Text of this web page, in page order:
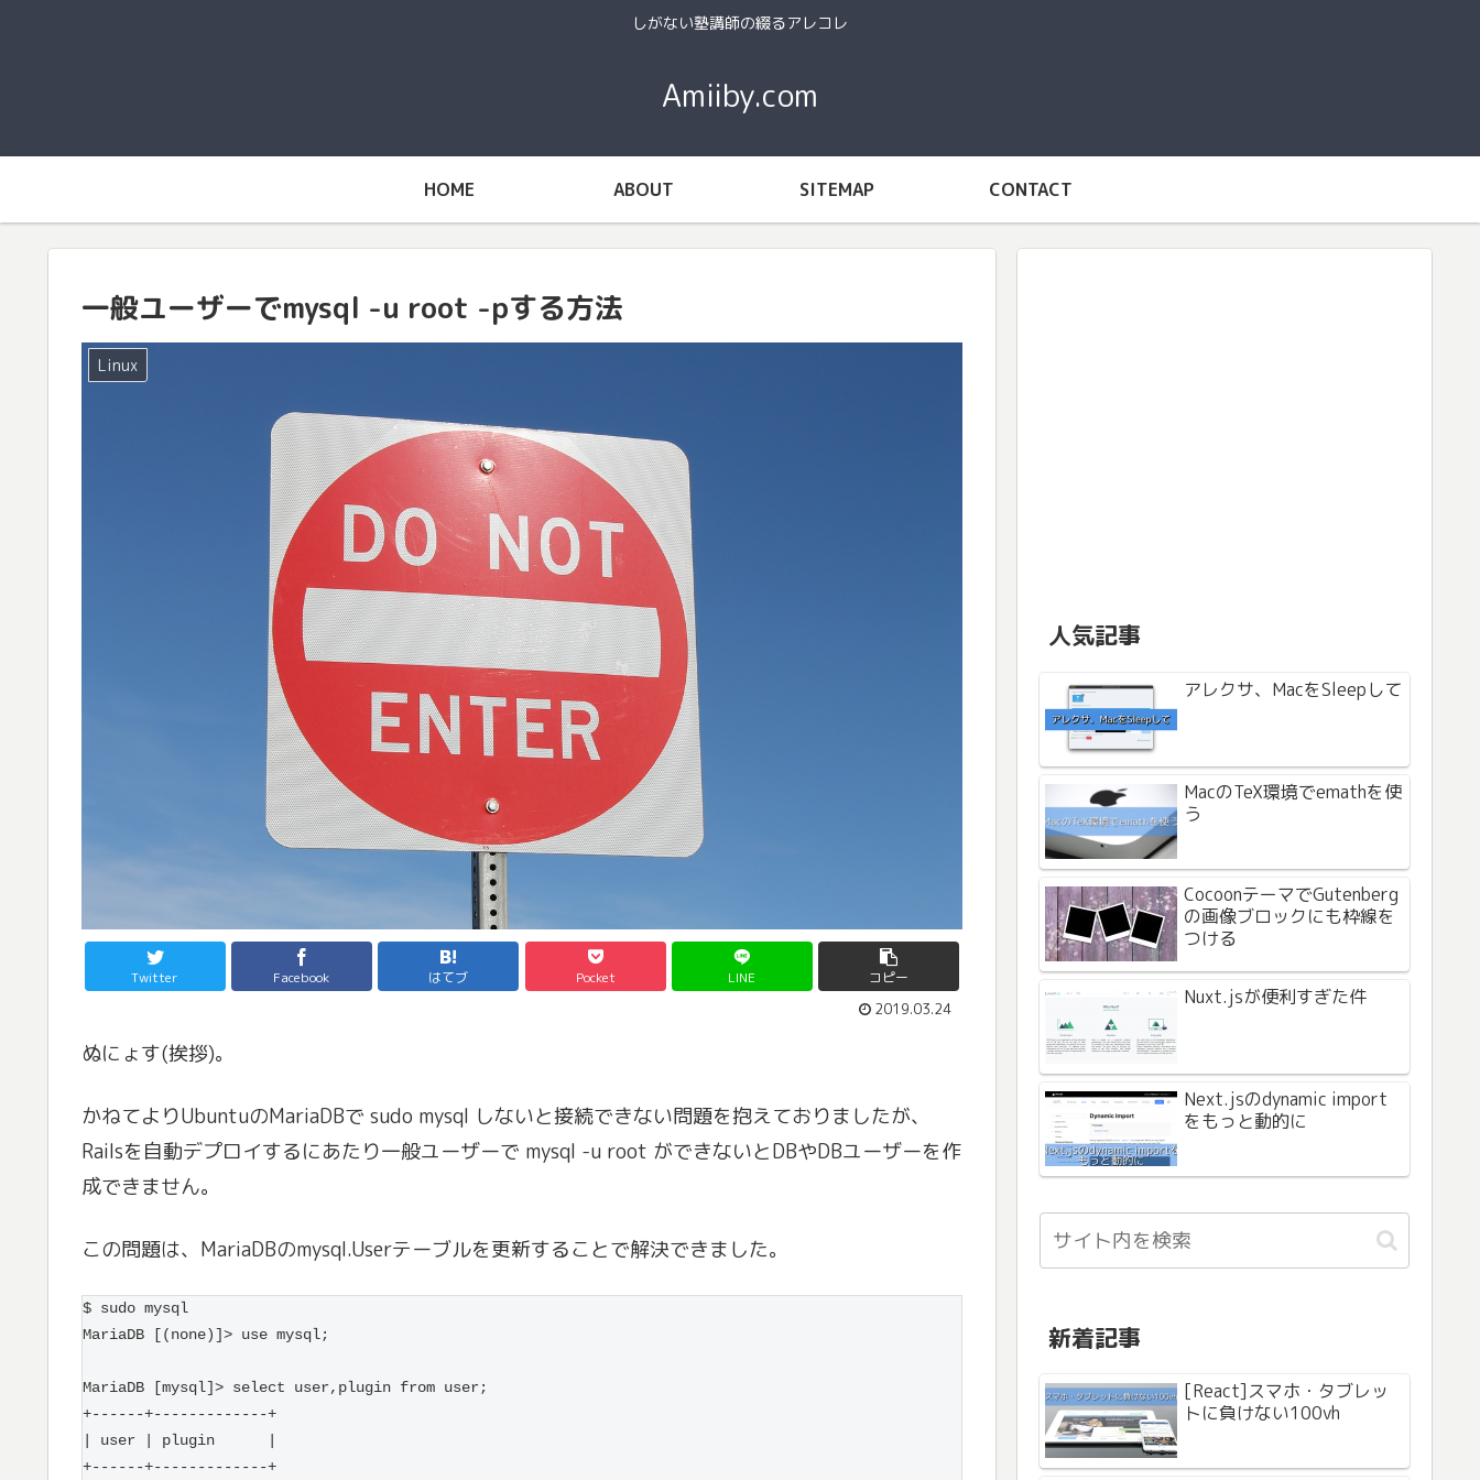
しがない塾講師の綴るアレコレ
Amiiby.com
HOME ABOUT SITEMAP CONTACT
一般ユーザーでmysql -u root -pする方法
Linux
Twitter Facebook はてブ Pocket LINE コピー
2019.03.24
ぬにょす(挨拶)。
かねてよりUbuntuのMariaDBで sudo mysql しないと接続できない問題を抱えておりましたが、
Railsを自動デプロイするにあたり一般ユーザーで mysql -u root ができないとDBやDBユーザーを作
成できません。
この問題は、MariaDBのmysql.Userテーブルを更新することで解決できました。
$ sudo mysql
MariaDB [(none)]> use mysql;
MariaDB [mysql]> select user,plugin from user;
+------+-------------+
| user | plugin      |
+------+-------------+
人気記事
アレクサ、MacをSleepして
MacのTeX環境でemathを使
う
CocoonテーマでGutenberg
の画像ブロックにも枠線を
つける
Nuxt.jsが便利すぎた件
Next.jsのdynamic import
をもっと動的に
新着記事
[React]スマホ・タブレッ
トに負けない100vh